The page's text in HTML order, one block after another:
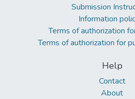
Submission
Information
Terms of authorization
Terms of authorization for
Help
Contact
About